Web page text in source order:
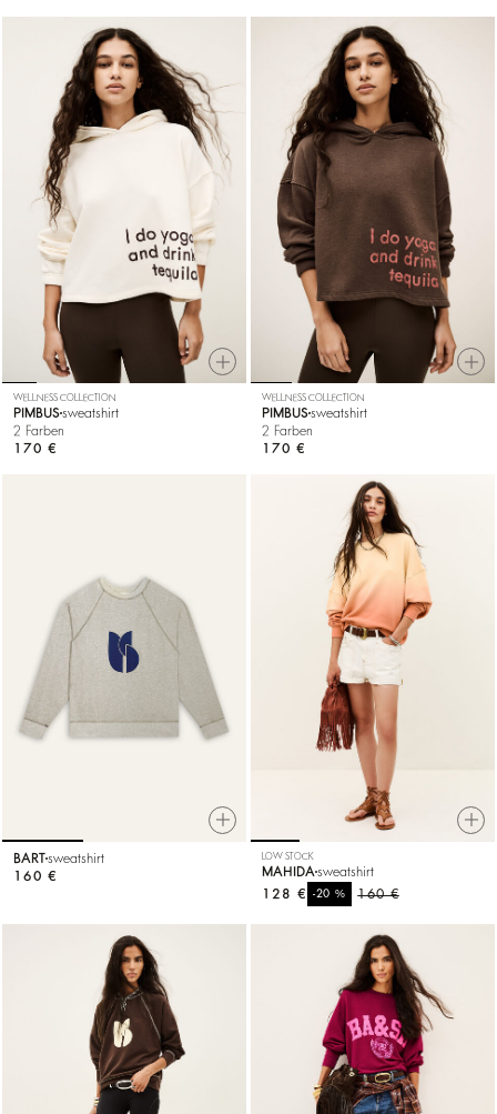
WELLNESS COLLECTION
PIMBUSsweatshirt
2 Farben
170 €
WELLNESS COLLECTION
PIMBUSsweatshirt
2 Farben
170 €
BARTsweatshirt
160 €
LOW STOCK
MAHIDA sweatshirt
160 €
-20%
128 €